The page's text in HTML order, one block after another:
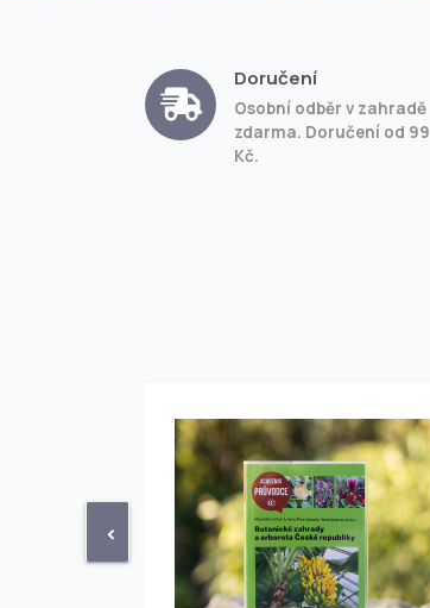
Doručení
Osobní odběr v zahradě
zdarma. Doručení od 99
Kč.
<